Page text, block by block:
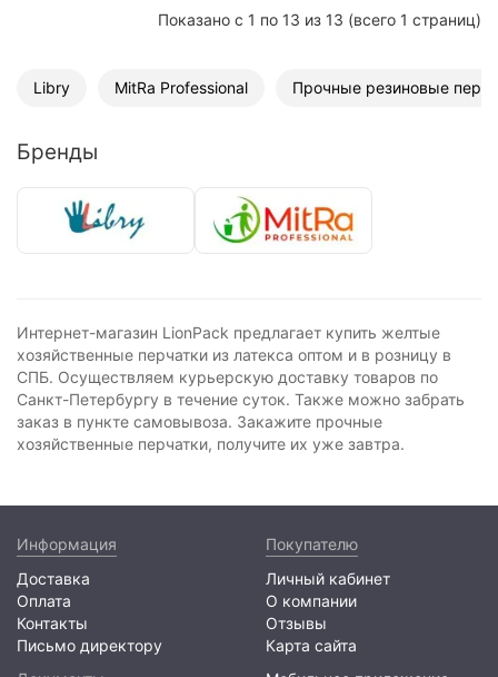
Показано с 1 по 13 из 13 (всего 1 страниц)
Libry MitRa Professional Прочные резиновые
Бренды
Интернет-магазин LionPack предлагает купить желтые
хозяйственные перчатки из латекса оптом и в розницу в
СПБ. Осуществляем курьерскую доставку товаров по
Санкт-Петербургу в течение суток. Также можно забрать
заказ в пункте самовывоза. Закажите прочные
хозяйственные перчатки, получите их уже завтра.
Информация
Доставка
Оплата
Контакты
Письмо директору
Покупателю
Личный кабинет
О компании
Отзывы
Карта сайта